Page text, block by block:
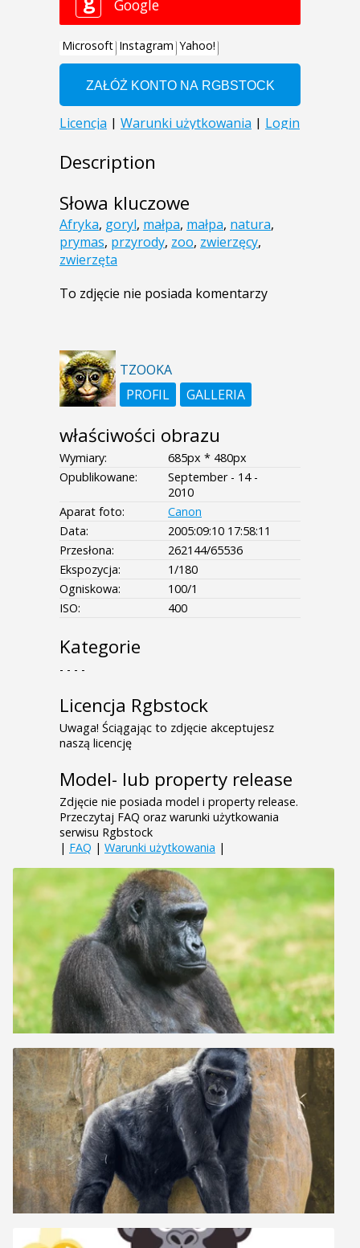
Description
Słowa kluczowe
Afryka, goryl, małpa, małpa, natura,
prymas, przyrody, zoo, zwierzęcy,
zwierzęta
To zdjęcie nie posiada komentarzy
TZOOKA
PROFIL
GALLERIA
właściwości obrazu
Wymiary:
685px * 480px
Opublikowane:
September - 14 -
2010
Aparat foto:
Canon
Data:
2005:09:10 17:58:11
Przesłona:
262144/65536
Ekspozycja:
1/180
Ogniskowa:
100/1
ISO:
400
Kategorie
- - - -
Licencja Rgbstock
Uwaga! Ściągając to zdjęcie akceptujesz
naszą licencję
Model- lub property release
Zdjęcie nie posiada model i property release.
Przeczytaj FAQ oraz warunki użytkowania
serwisu Rgbstock
| FAQ | Warunki użytkowania |